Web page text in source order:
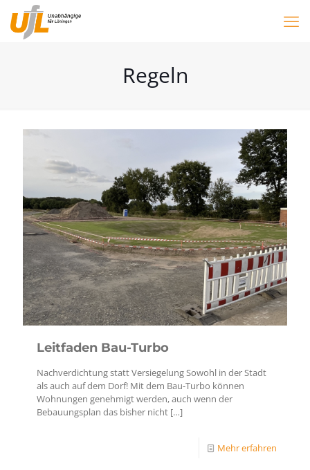
Regeln
Leitfaden Bau-Turbo
Nachverdichtung statt Versiegelung Sowohl in der Stadt
als auch auf dem Dorf! Mit dem Bau-Turbo können
Wohnungen genehmigt werden, auch wenn der
Bebauungsplan das bisher nicht […]
Mehr erfahren